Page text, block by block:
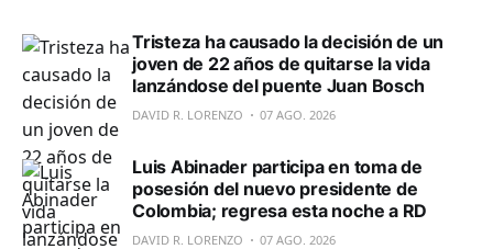
Tristeza ha causado la decisión de un
joven de 22 años de quitarse la vida
lanzándose del puente Juan Bosch
DAVID R. LORENZO 07 AGO. 2026
Luis Abinader participa en toma de
posesión del nuevo presidente de
Colombia; regresa esta noche a RD
DAVID R. LORENZO 07 AGO. 2026